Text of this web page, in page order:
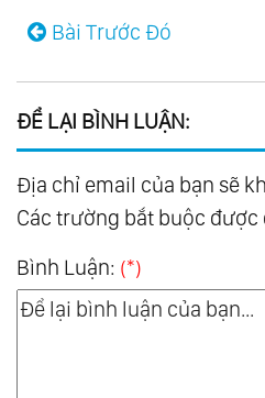
Bài Trước Đó
ĐỂ LẠI BÌNH LUẬN:
Địa chỉ email của bạn sẽ
Các trường bắt buộc được
Bình Luận: (*)